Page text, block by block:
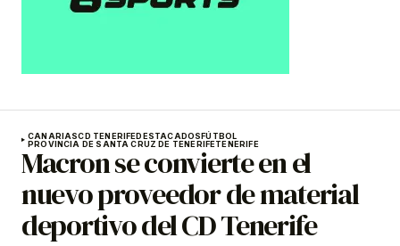
CANARIASCD TENERIFEDESTACADOSFÚTBOL
PROVINCIA DE SANTA CRUZ DE TENERIFETENERIFE
Macron se convierte en el
nuevo proveedor de material
deportivo del CD Tenerife